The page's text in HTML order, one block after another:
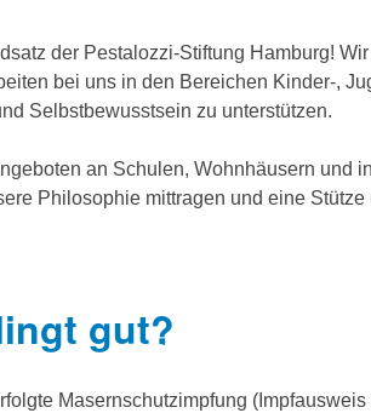
der Pestalozzi-Stiftung Hamburg!
bei uns in den Bereichen Kinder-,
Selbstbewusstsein zu unterstützen.
an Schulen, Wohnhäusern und
Philosophie mittragen und eine
gut?
Masernschutzimpfung